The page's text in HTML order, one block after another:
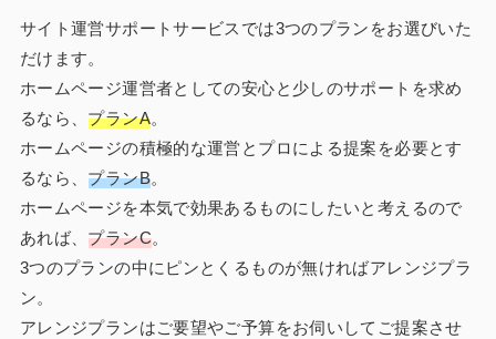
サイト運営サポートサービスでは3つのプランをお選びいた
だけます。
ホームページ運営者としての安心と少しのサポートを求め
るなら、 プランA。
ホームページの積極的な運営とプロによる提案を必要とす
るなら、 プランB。
ホームページを本気で効果あるものにしたいと考えるので
あれば、 プランC。
3つのプランの中にピンとくるものが無ければアレンジプラ
ン。
アレンジプランはご要望やご予算をお伺いしてご提案させ